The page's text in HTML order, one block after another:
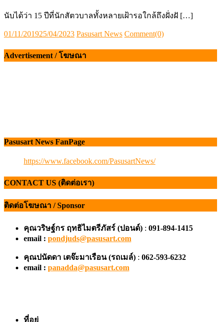
Pasusart News FanPage
คุณวริษฐ์กร ฤทธิไมตรีภัสร์ (ปอนด์):091-894-1415
email :pondjuds@pasusart.com
คุณปนัดดา เตจ๊ะมาเรือน (รถเมล์):062-593-6232
email :panadda@pasusart.com
ที่อยู่
ปศุศาสตร์ นิวส์ : Magazine Online อันดับหนึ่งด้านปศุสัตว์
1/38 ซอยท่าข้าม 21 แขวงแสมดำ เขตบางขุนเทียน
กรุงเทพฯ 10150